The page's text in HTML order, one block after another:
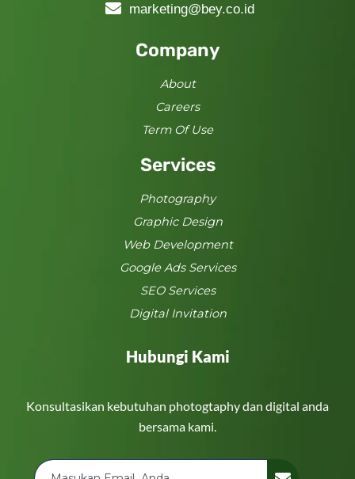
marketing@bey.co.id
Company
About
Careers
Term Of Use
Services
Photography
Graphic Design
Web Development
Google Ads Services
SEO Services
Digital Invitation
Hubungi Kami
Konsultasikan kebutuhan photogtaphy dan digital anda
bersama kami.